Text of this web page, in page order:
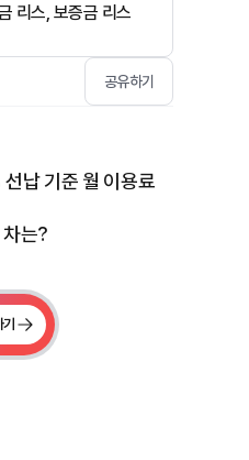
리스, 보증금 리스
공유하기
납 기준 월 이용료
는?